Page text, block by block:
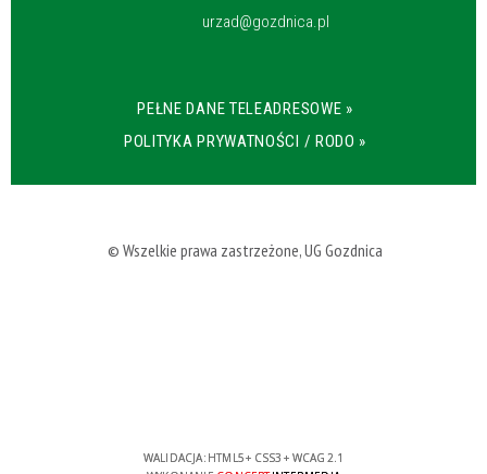
urzad@gozdnica.pl
PEŁNE DANE TELEADRESOWE »
POLITYKA PRYWATNOŚCI / RODO »
© Wszelkie prawa zastrzeżone, UG Gozdnica
WALIDACJA: HTML5+ CSS3 + WCAG 2.1